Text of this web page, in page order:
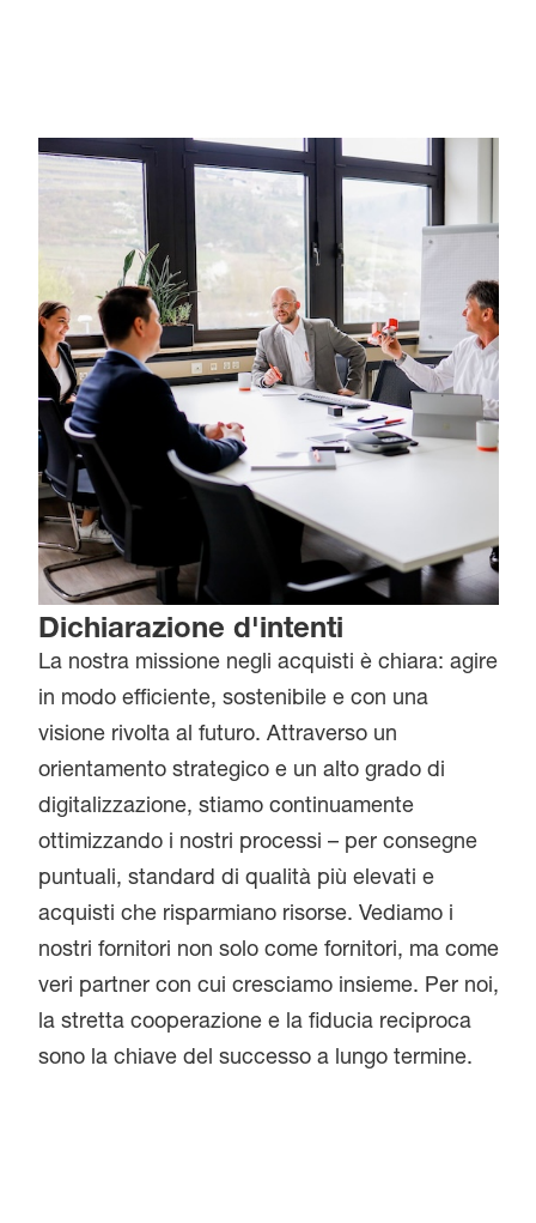
Dichiarazione d'intenti
La nostra missione negli acquisti è chiara: agire
in modo efficiente, sostenibile e con una
visione rivolta al futuro. Attraverso un
orientamento strategico e un alto grado di
digitalizzazione, stiamo continuamente
ottimizzando i nostri processi – per consegne
puntuali, standard di qualità più elevati e
acquisti che risparmiano risorse. Vediamo i
nostri fornitori non solo come fornitori, ma come
veri partner con cui cresciamo insieme. Per noi,
la stretta cooperazione e la fiducia reciproca
sono la chiave del successo a lungo termine.